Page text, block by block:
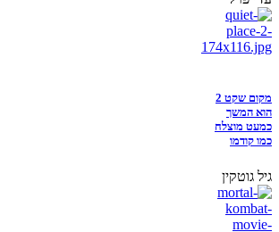
מקום שקט 2
הוא המשך
כמעט מוצלח
כמו קודמו
גיל גוטקין